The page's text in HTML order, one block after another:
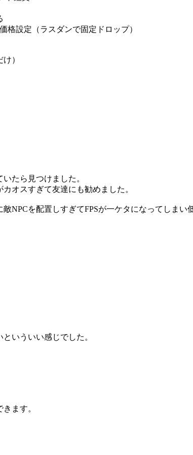
格設定（ラスダンで固定ドロップ）
）
たら見つけました。
オスすぎて友達にも勧めました。
NPCを配置しすぎてFPSが一ケタになってしま
いういい感じでした。
ます。